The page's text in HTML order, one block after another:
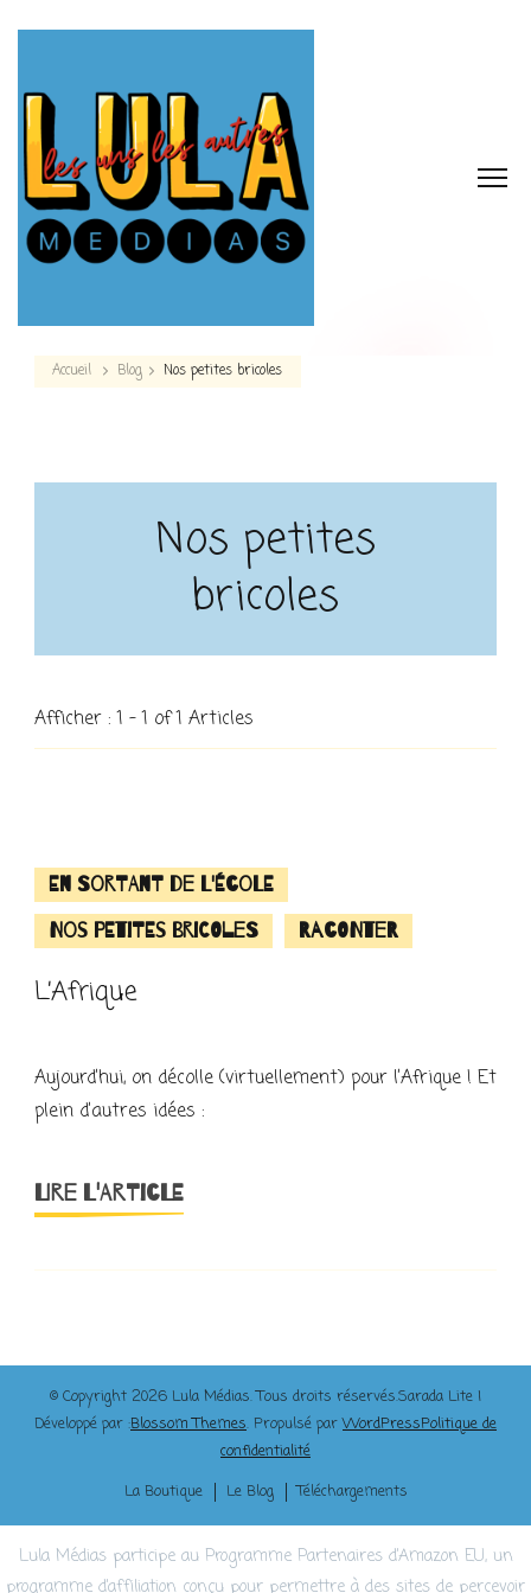
Accueil Blog Nos petites bricoles
Nos petites
bricoles
Afficher : 1 - 1 of 1 Articles
En sortant de l'école
Nos petites bricoles
Raconter
L’Afrique
Aujourd’hui, on décolle (virtuellement) pour l’Afrique ! Et
plein d’autres idées :
LIRE L'ARTICLE
© Copyright 2026 Lula Médias. Tous droits réservés.Sarada Lite |
Développé par :Blossom Themes. Propulsé parWordPressPolitique de
confidentialité
La Boutique
Le Blog Téléchargements
Lula Médias participe au Programme Partenaires d’Amazon EU, un
programme d’affiliation conçu pour permettre à des sites de percevoir